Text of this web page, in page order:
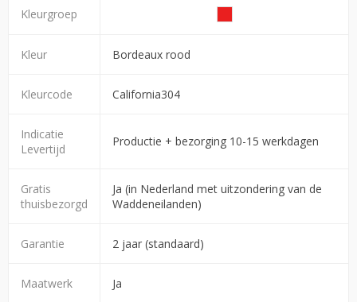
Kleurgroep
Kleur Bordeaux rood
Kleurcode California304
Indicatie
Levertijd
Productie + bezorging 10-15 werkdagen
Gratis
thuisbezorgd
Ja (in Nederland met uitzondering van de
Waddeneilanden)
Garantie 2 jaar (standaard)
Maatwerk Ja